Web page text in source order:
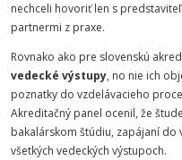
nechceli hovoriť len s
partnermi z praxe.
Rovnako ako pre slovenskú
vedecké výstupy, no nie ich
poznatky do vzdelávacieho
Akreditačný panel ocenil, že
bakalárskom štúdiu, zapájaní do
všetkých vedeckých výstupoch.